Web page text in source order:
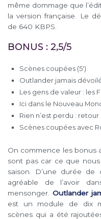
même dommage que
la version française. Le
de 640 KBPS.
BONUS : 2,5/5
Scènes coupées (5′)
Outlander jamais dévoilé
Les gens de valeur : les
Ici dans le Nouveau
Rien n’est perdu : retour
Scènes coupées avec
On commence les bonus
sont pas car ce que
saison. D’une durée
agréable de l’avoir
mensonger. Outlander
est un module de dix
scènes qui a été